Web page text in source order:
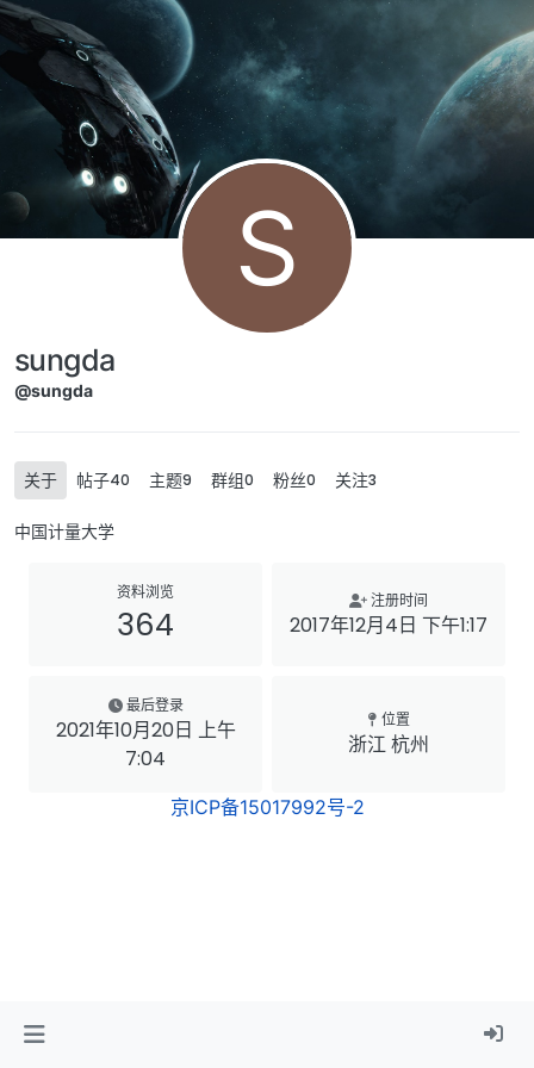
Skip to content
S
sungda
@sungda
关于 帖子40 主题9 群组0 粉丝0 关注3
中国计量大学
资料浏览
364
注册时间
2017年12月4日 下午1:17
最后登录
2021年10月20日 上午
7:04
位置
浙江 杭州
京ICP备15017992号-2